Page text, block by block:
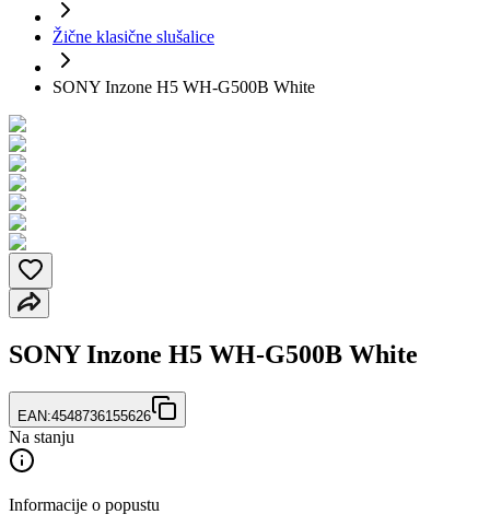
Žične klasične slušalice
SONY Inzone H5 WH-G500B White
SONY Inzone H5 WH-G500B White
EAN:4548736155626
Na stanju
Informacije o popustu